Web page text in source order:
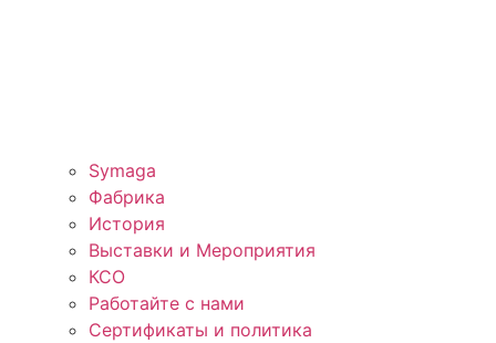
Symaga
Фабрика
История
Выставки и Мероприятия
КСО
Работайте с нами
Сертификаты и политика